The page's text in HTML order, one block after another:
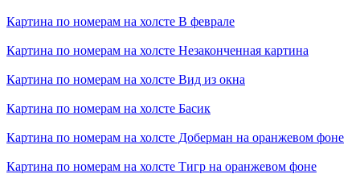
Картина по номерам на холсте В феврале
Картина по номерам на холсте Незаконченная картина
Картина по номерам на холсте Вид из окна
Картина по номерам на холсте Басик
Картина по номерам на холсте Доберман на оранжевом фоне
Картина по номерам на холсте Тигр на оранжевом фоне